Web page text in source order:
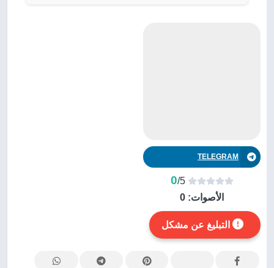
TELEGRAM
0/5
الأصوات: 0
التبليغ عن مشكل